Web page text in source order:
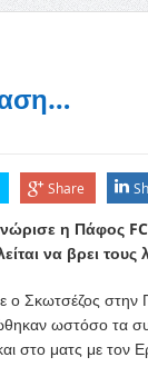
Share
η Πάφος
να βρει
ο Σκωτσέζος στην
ωστόσο τα
στο ματς με τον